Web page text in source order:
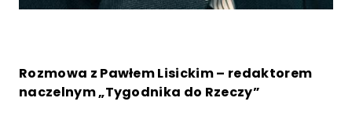
Rozmowa z Pawłem Lisickim – redaktorem
naczelnym „Tygodnika do Rzeczy”